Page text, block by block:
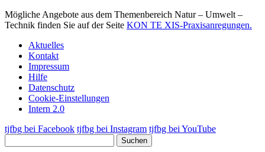
Mögliche Angebote aus dem Themenbereich Natur – Umwelt –
Technik finden Sie auf der Seite KON TE XIS-Praxisanregungen.
Aktuelles
Kontakt
Impressum
Hilfe
Datenschutz
Cookie-Einstellungen
Intern 2.0
tjfbg bei Facebook tjfbg bei Instagram tjfbg bei YouTube
Suchen